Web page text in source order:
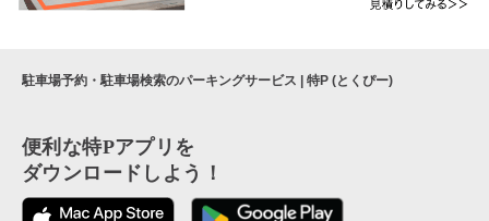
駐車場予約・駐車場検索のパーキングサービス | 特P (とくぴー)
便利な特Pアプリを
ダウンロードしよう！